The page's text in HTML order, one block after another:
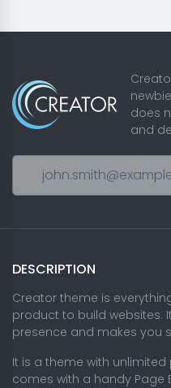
does
and
DESCRIPTION
Creator theme is
product to build websites.
presence and makes you
It is a theme with
comes with a handy Page